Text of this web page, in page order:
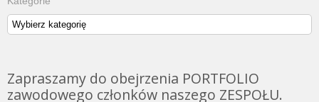
Zapraszamy do obejrzenia PORTFOLIO
zawodowego członków naszego ZESPOŁU.